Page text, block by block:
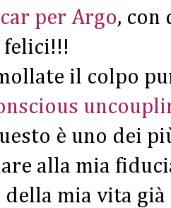
per Argo, con
felici!!!
il colpo
è uno dei
alla mia
della mia vita